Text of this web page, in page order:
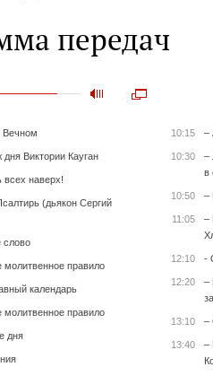
передач
Вечном
дня Виктории Кауган
всех наверх!
(дьякон Сергий
слово
молитвенное правило
календарь
молитвенное правило
дня
10:15 –
10:30
–
в
10:50 –
11:05
–
12:10 -
12:20
–
13:10 –
13:40
–